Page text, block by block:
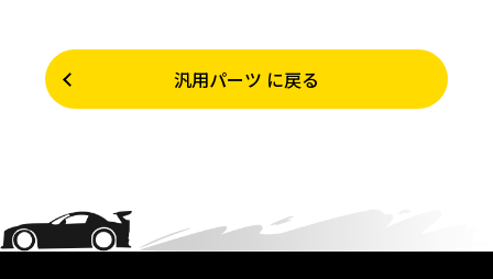
汎用パーツ に戻る